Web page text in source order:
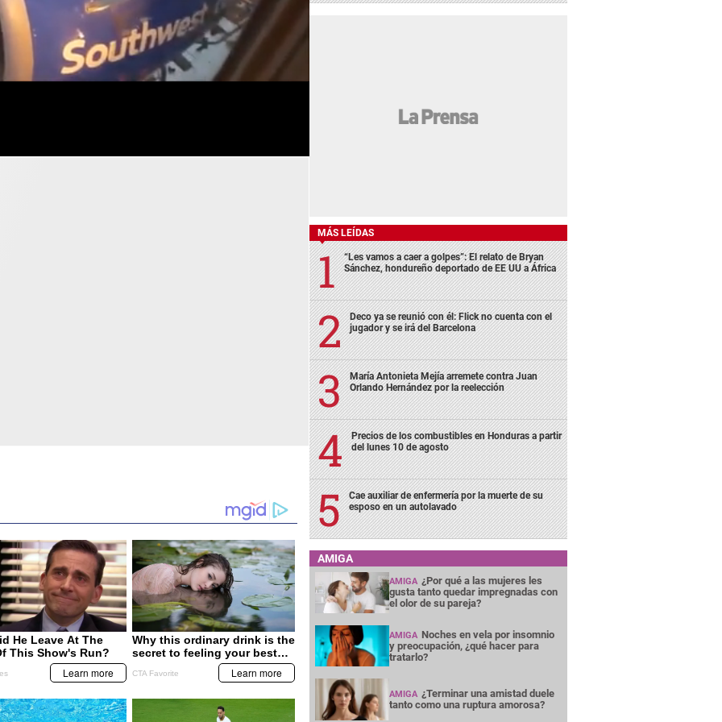
MÁS LEÍDAS
“Les vamos a caer a golpes”: El relato de Bryan
Sánchez, hondureño deportado de EE UU a África
Deco ya se reunió con él: Flick no cuenta con el
jugador y se irá del Barcelona
María Antonieta Mejía arremete contra Juan
Orlando Hernández por la reelección
Precios de los combustibles en Honduras a partir
del lunes 10 de agosto
Cae auxiliar de enfermería por la muerte de su
esposo en un autolavado
AMIGA
AMIGA ¿Por qué a las mujeres les
gusta tanto quedar impregnadas con
el olor de su pareja?
AMIGA Noches en vela por insomnio
y preocupación, ¿qué hacer para
tratarlo?
AMIGA ¿Terminar una amistad duele
tanto como una ruptura amorosa?